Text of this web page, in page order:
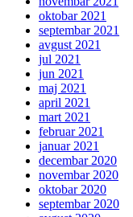
oktobar 2021
septembar 2021
avgust 2021
jul 2021
jun 2021
maj 2021
april 2021
mart 2021
februar 2021
januar 2021
decembar 2020
novembar 2020
oktobar 2020
septembar 2020